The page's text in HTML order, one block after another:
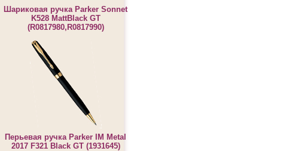
Шариковая ручка Parker Sonnet
K528 MattBlack GT
(R0817980,R0817990)
Перьевая ручка Parker IM Metal
2017 F321 Black GT (1931645)